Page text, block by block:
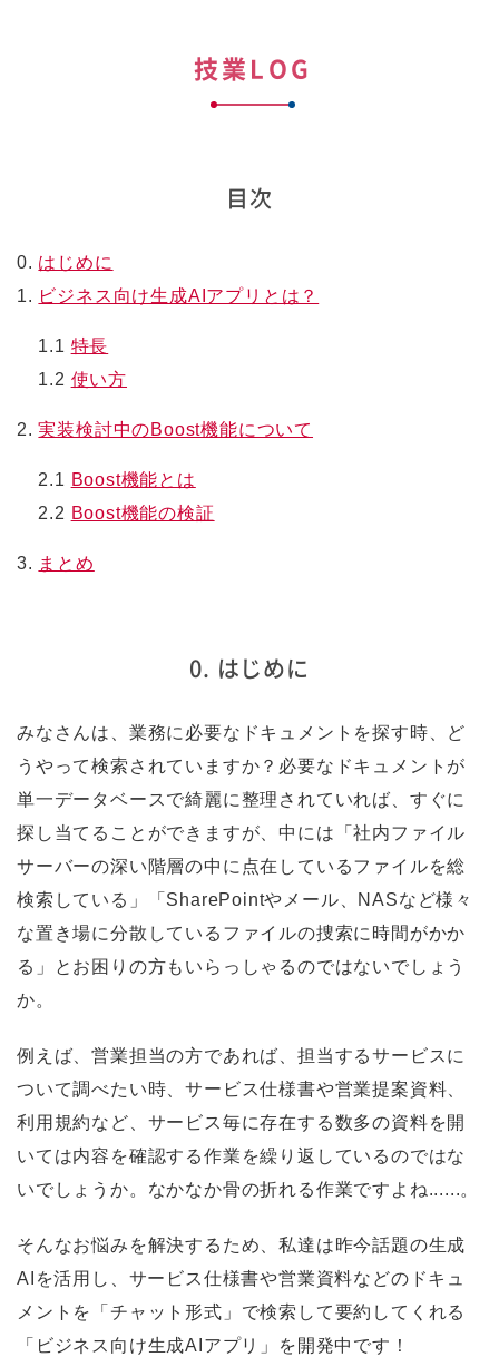
技業LOG
目次
0. はじめに
1. ビジネス向け生成AIアプリとは？
1.1 特長
1.2 使い方
2. 実装検討中のBoost機能について
2.1 Boost機能とは
2.2 Boost機能の検証
3. まとめ
0. はじめに
みなさんは、業務に必要なドキュメントを探す時、ど
うやって検索されていますか？必要なドキュメントが
単一データベースで綺麗に整理されていれば、すぐに
探し当てることができますが、中には「社内ファイル
サーバーの深い階層の中に点在しているファイルを総
検索している」「SharePointやメール、NASなど様々
な置き場に分散しているファイルの捜索に時間がかか
る」とお困りの方もいらっしゃるのではないでしょう
か。
例えば、営業担当の方であれば、担当するサービスに
ついて調べたい時、サービス仕様書や営業提案資料、
利用規約など、サービス毎に存在する数多の資料を開
いては内容を確認する作業を繰り返しているのではな
いでしょうか。なかなか骨の折れる作業ですよね......。
そんなお悩みを解決するため、私達は昨今話題の生成
AIを活用し、サービス仕様書や営業資料などのドキュ
メントを「チャット形式」で検索して要約してくれる
「ビジネス向け生成AIアプリ」を開発中です！